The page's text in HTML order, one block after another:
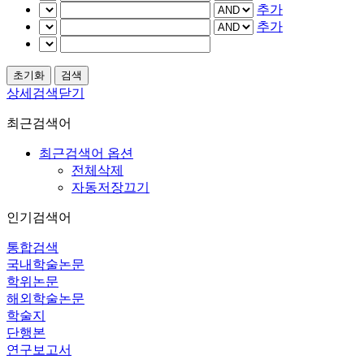
추가
추가
상세검색닫기
최근검색어
최근검색어 옵션
전체삭제
자동저장끄기
인기검색어
통합검색
국내학술논문
학위논문
해외학술논문
학술지
단행본
연구보고서